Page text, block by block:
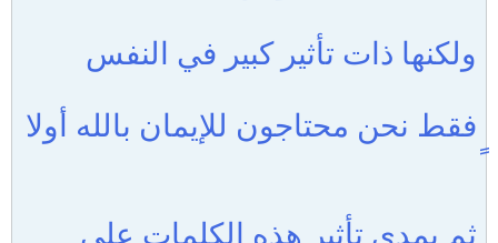
ولكنها ذات تأثير كبير في النفس
فقط نحن محتاجون للإيمان بالله أولا
ثم بمدى تأثير هذه الكلمات على